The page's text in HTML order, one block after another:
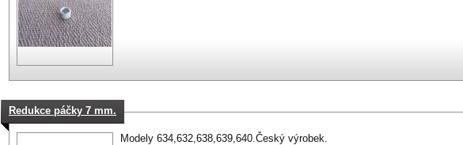
Redukce páčky 7 mm.
Modely 634,632,638,639,640.Český výrobek.